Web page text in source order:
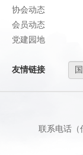
协会动态
会员动态
党建园地
友情链接
联系电话（